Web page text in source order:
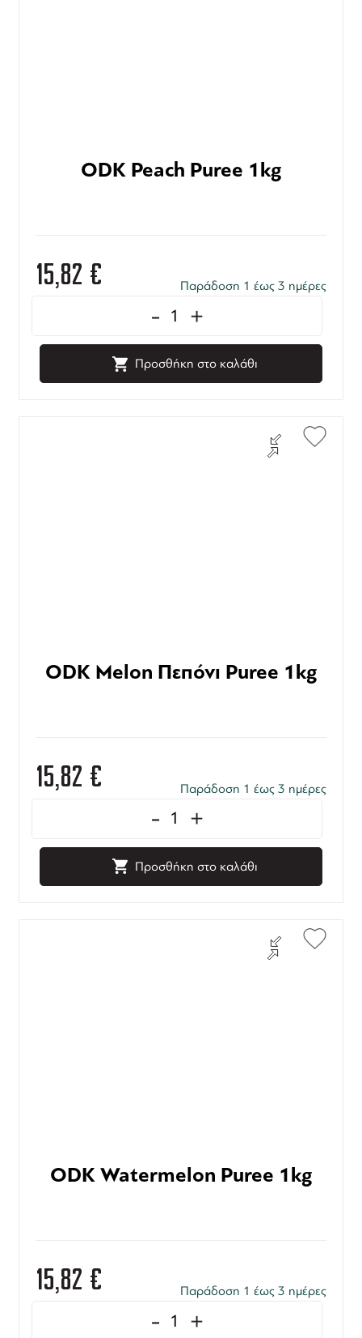
ODK Peach Puree 1kg
15,82 € Παράδοση 1 έως 3 ημέρες
- +
Προσθήκη στο καλάθι
ODK Melon Πεπόνι Puree 1kg
15,82 € Παράδοση 1 έως 3 ημέρες
- +
Προσθήκη στο καλάθι
ODK Watermelon Puree 1kg
15,82 € Παράδοση 1 έως 3 ημέρες
- +